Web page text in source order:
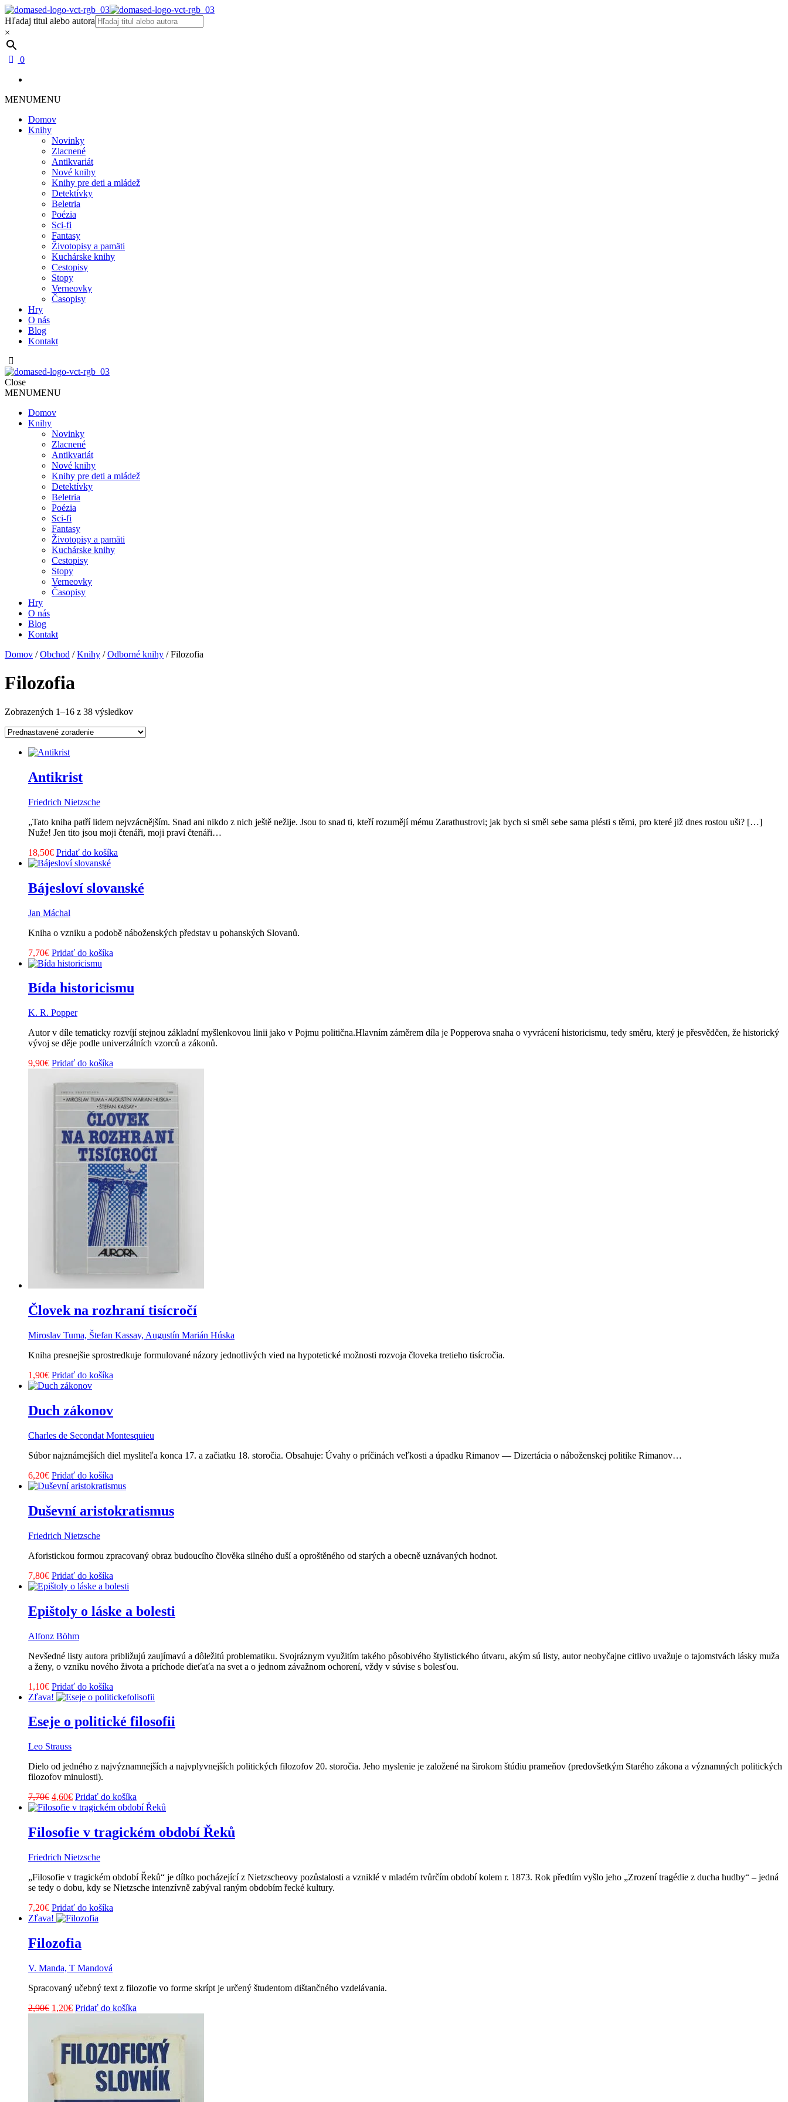
Hľadaj titul alebo autora
×
0
MENUMENU
Domov
Knihy
Novinky
Zlacnené
Antikvariát
Nové knihy
Knihy pre deti a mládež
Detektívky
Beletria
Poézia
Sci-fi
Fantasy
Životopisy a pamäti
Kuchárske knihy
Cestopisy
Stopy
Verneovky
Časopisy
Hry
O nás
Blog
Kontakt
Close
MENUMENU
Domov
Knihy
Novinky
Zlacnené
Antikvariát
Nové knihy
Knihy pre deti a mládež
Detektívky
Beletria
Poézia
Sci-fi
Fantasy
Životopisy a pamäti
Kuchárske knihy
Cestopisy
Stopy
Verneovky
Časopisy
Hry
O nás
Blog
Kontakt
Domov /Obchod /Knihy /Odborné knihy / Filozofia
Filozofia
Zobrazených 1–16 z 38 výsledkov
Antikrist
Friedrich Nietzsche
„Tato kniha patří lidem nejvzácnějším. Snad ani nikdo z nich ještě nežije. Jsou to snad ti, kteří rozumějí mému Zarathustrovi; jak bych si směl sebe sama plésti s těmi, pro které již dnes rostou uši? […]
Nuže! Jen tito jsou moji čtenáři, moji praví čtenáři…
18,50€ Pridať do košíka
Bájesloví slovanské
Jan Máchal
Kniha o vzniku a podobě náboženských představ u pohanských Slovanů.
7,70€ Pridať do košíka
Bída historicismu
K. R. Popper
Autor v díle tematicky rozvíjí stejnou základní myšlenkovou linii jako v Pojmu politična.Hlavním záměrem díla je Popperova snaha o vyvrácení historicismu, tedy směru, který je přesvědčen, že historický
vývoj se děje podle univerzálních vzorců a zákonů.
9,90€ Pridať do košíka
Človek na rozhraní tisícročí
Miroslav Tuma, Štefan Kassay, Augustín Marián Húska
Kniha presnejšie sprostredkuje formulované názory jednotlivých vied na hypotetické možnosti rozvoja človeka tretieho tisícročia.
1,90€ Pridať do košíka
Duch zákonov
Charles de Secondat Montesquieu
Súbor najznámejších diel mysliteľa konca 17. a začiatku 18. storočia. Obsahuje: Úvahy o príčinách veľkosti a úpadku Rimanov — Dizertácia o náboženskej politike Rimanov…
6,20€ Pridať do košíka
Duševní aristokratismus
Friedrich Nietzsche
Aforistickou formou zpracovaný obraz budoucího člověka silného duší a oproštěného od starých a obecně uznávaných hodnot.
7,80€ Pridať do košíka
Epištoly o láske a bolesti
Alfonz Böhm
Nevšedné listy autora približujú zaujímavú a dôležitú problematiku. Svojráznym využitím takého pôsobivého štylistického útvaru, akým sú listy, autor neobyčajne citlivo uvažuje o tajomstvách lásky muža
a ženy, o vzniku nového života a príchode dieťaťa na svet a o jednom závažnom ochorení, vždy v súvise s bolesťou.
1,10€ Pridať do košíka
Zľava!
Eseje o politické filosofii
Leo Strauss
Dielo od jedného z najvýznamnejších a najvplyvnejších politických filozofov 20. storočia. Jeho myslenie je založené na širokom štúdiu prameňov (predovšetkým Starého zákona a významných politických
filozofov minulosti).
7,70€ Pôvodná
cena
7,70€.
4,60€Aktuálna
cena
4,60€.
Pridať do košíka
Filosofie v tragickém období Řeků
Friedrich Nietzsche
„Filosofie v tragickém období Řeků“ je dílko pocházející z Nietzscheovy pozůstalosti a vzniklé v mladém tvůrčím období kolem r. 1873. Rok předtím vyšlo jeho „Zrození tragédie z ducha hudby“ – jedná
se tedy o dobu, kdy se Nietzsche intenzívně zabýval raným obdobím řecké kultury.
7,20€ Pridať do košíka
Zľava!
Filozofia
V. Manda, T Mandová
Spracovaný učebný text z filozofie vo forme skrípt je určený študentom dištančného vzdelávania.
2,90€ Pôvodná
2,90€.
1,20€Aktuálna
Pridať do košíka